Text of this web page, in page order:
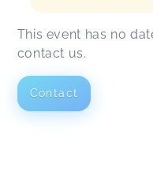
This event has no
contact us.
Contact